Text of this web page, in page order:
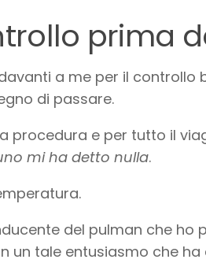
prima
a me per il controllo
di passare.
procedura e per tutto il
mi ha detto nulla.
del pulman che ho
un tale entusiasmo che ha